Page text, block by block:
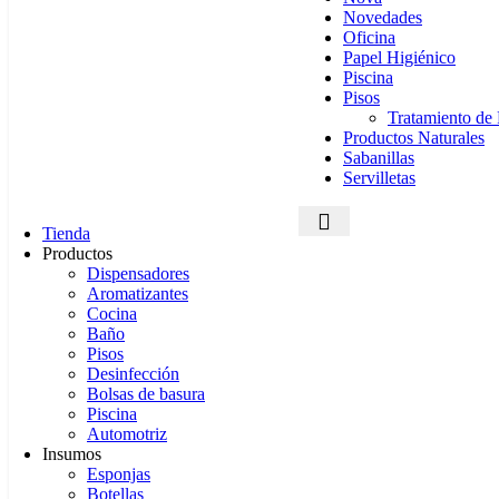
Novedades
Oficina
Papel Higiénico
Piscina
Pisos
Tratamiento de
Productos Naturales
Sabanillas
Servilletas
Tienda
Productos
Dispensadores
Aromatizantes
Cocina
Baño
Pisos
Desinfección
Bolsas de basura
Piscina
Automotriz
Insumos
Esponjas
Botellas